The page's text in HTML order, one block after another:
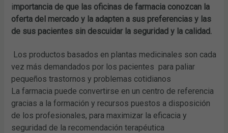
importancia de que las oficinas de farmacia conozcan la
oferta del mercado y la adapten a sus preferencias y las
de sus pacientes sin descuidar la seguridad y la calidad.
Los productos basados en plantas medicinales son cada
vez más demandados por los pacientes para paliar
pequeños trastornos y problemas cotidianos
La farmacia puede convertirse en un centro de referencia
gracias a la formación y recursos puestos a disposición
de los profesionales, para maximizar la eficacia y
seguridad de la recomendación terapéutica